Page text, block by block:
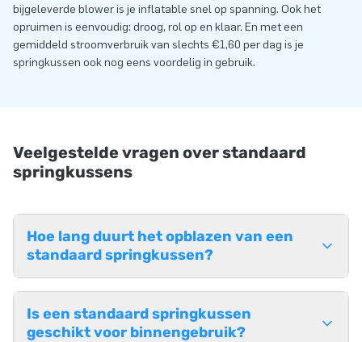
bijgeleverde blower is je inflatable snel op spanning. Ook het
opruimen is eenvoudig: droog, rol op en klaar. En met een
gemiddeld stroomverbruik van slechts €1,60 per dag is je
springkussen ook nog eens voordelig in gebruik​.
Veelgestelde vragen over standaard
springkussens
Hoe lang duurt het opblazen van een
standaard springkussen?
Is een standaard springkussen
geschikt voor binnengebruik?